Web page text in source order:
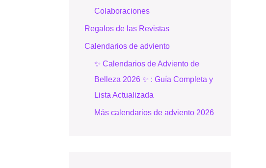
Colaboraciones
Regalos de las Revistas
Calendarios de adviento
✨ Calendarios de Adviento de
Belleza 2026 ✨ : Guía Completa y
Lista Actualizada
Más calendarios de adviento 2026